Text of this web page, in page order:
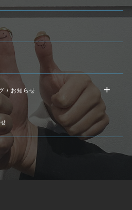
/ お知らせ